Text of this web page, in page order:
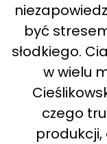
być
słodkiego.
w wielu
czego
produkcji,